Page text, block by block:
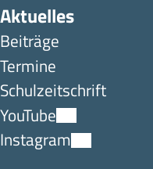
Aktuelles
Beiträge
Termine
Schulzeitschrift
YouTube
Instagram